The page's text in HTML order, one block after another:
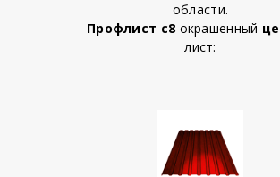
области.
Профлист с8 окрашенный
лист: